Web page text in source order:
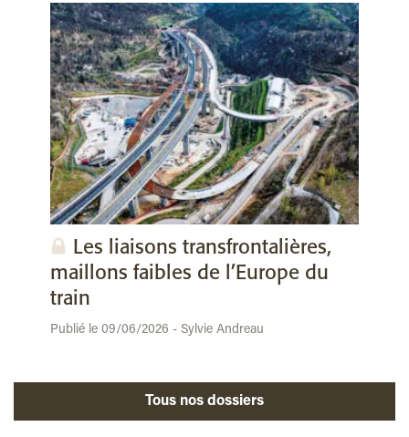
Les liaisons transfrontalières,
maillons faibles de l’Europe du
train
Publié le 09/06/2026 - Sylvie Andreau
Tous nos dossiers